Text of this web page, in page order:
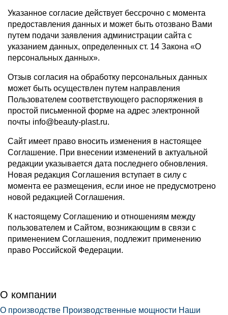
Указанное согласие действует бессрочно с момента
предоставления данных и может быть отозвано Вами
путем подачи заявления администрации сайта с
указанием данных, определенных ст. 14 Закона «О
персональных данных».
Отзыв согласия на обработку персональных данных
может быть осуществлен путем направления
Пользователем соответствующего распоряжения в
простой письменной форме на адрес электронной
почты info@beauty-plast.ru.
Сайт имеет право вносить изменения в настоящее
Соглашение. При внесении изменений в актуальной
редакции указывается дата последнего обновления.
Новая редакция Соглашения вступает в силу с
момента ее размещения, если иное не предусмотрено
новой редакцией Соглашения.
К настоящему Соглашению и отношениям между
пользователем и Сайтом, возникающим в связи с
применением Соглашения, подлежит применению
право Российской Федерации.
О компании
О производстве Производственные мощности Наши